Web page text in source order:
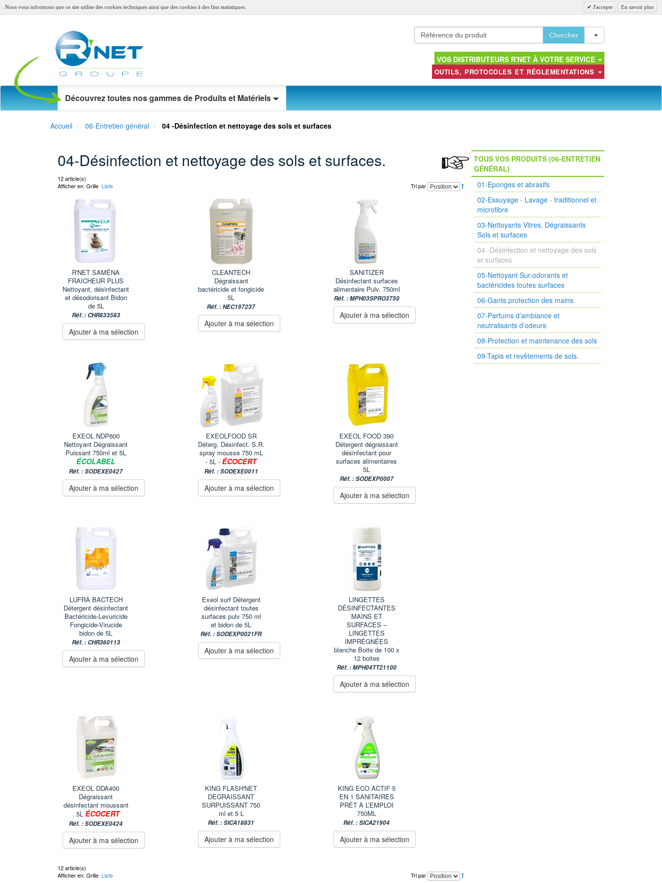
Nous vous informons que ce site utilise des cookies techniques ainsi que des cookies à des fins statistiques. J'accepte En savoir plus
Chercher Toggle Dropdown
VOS DISTRIBUTEURS R'NET À VOTRE SERVICE
OUTILS, PROTOCOLES ET RÉGLEMENTATIONS
Découvrez toutes nos gammes de Produits et Matériels
Accueil 06-Entretien général 04 -Désinfection et nettoyage des sols et surfaces
04-Désinfection et nettoyage des sols et surfaces.
12 article(s)
Afficher en: Grille Liste Tri par
R'NET SAMÉNA
FRAICHEUR PLUS
Nettoyant, désinfectant
et désodorisant Bidon
de 5L
Réf. : CHR833583
Ajouter à ma sélection
CLEANTECH
Dégraissant
bactéricide et fongicide
5L
Réf. : NEC197237
Ajouter à ma sélection
SANITIZER
Désinfectant surfaces
alimentaire Pulv. 750ml
Réf. : MPH03SPRO3750
Ajouter à ma sélection
EXEOL NDP600
Nettoyant Dégraissant
Puissant 750ml et 5L
ÉCOLABEL
Réf. : SODEXE0427
Ajouter à ma sélection
EXEOLFOOD SR
Déterg. Désinfect. S.R.
spray mousse 750 mL
- 5L -ÉCOCERT
Réf. : SODEXE0011
Ajouter à ma sélection
EXEOL FOOD 390
Détergent dégraissant
désinfectant pour
surfaces alimentaires
5L
Réf. : SODEXP0007
Ajouter à ma sélection
LUFRA BACTECH
Détergent désinfectant
Bactéricide-Levuricide
Fongicide-Virucide
bidon de 5L
Réf. : CHR360113
Ajouter à ma sélection
Exeol surf Détergent
désinfectant toutes
surfaces pulv 750 ml
et bidon de 5L
Réf. : SODEXP0021FR
Ajouter à ma sélection
LINGETTES
DÉSINFECTANTES
MAINS ET
SURFACES –
LINGETTES
IMPRÉGNÉES
blanche Boite de 100 x
12 boites
Réf. : MPH04TT21100
Ajouter à ma sélection
EXEOL DDA400
Dégraissant
désinfectant moussant
. 5L ÉCOCERT
Réf. : SODEXE0424
Ajouter à ma sélection
KING FLASH'NET
DEGRAISSANT
SURPUISSANT 750
ml et 5 L
Réf. : SICA18831
Ajouter à ma sélection
KING ECO ACTIF 5
EN 1 SANITAIRES
PRÊT À L’EMPLOI
750ML
Réf. : SICA21904
Ajouter à ma sélection
12 article(s)
Afficher en: Grille Liste Tri par
TOUS VOS PRODUITS (06-ENTRETIEN
GÉNÉRAL)
01-Eponges et abrasifs
02-Essuyage - Lavage - traditionnel et
microfibre
03-Nettoyants Vitres, Dégraissants
Sols et surfaces
04 -Désinfection et nettoyage des sols
et surfaces
05-Nettoyant Sur-odorants et
bactéricides toutes surfaces
06-Gants protection des mains
07-Parfums d’ambiance et
neutralisants d’odeurs
08-Protection et maintenance des sols
09-Tapis et revêtements de sols.